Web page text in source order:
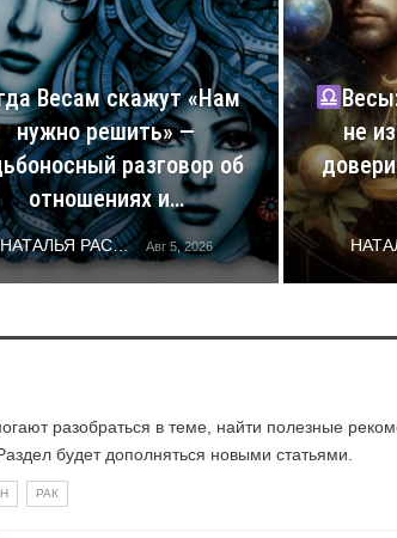
Весам скажут «Нам
нужно решить» —
разговор об
отношениях и…
НАТАЛЬЯ РАСТОРГУЕВА Авг 5, 2026
не
разобраться в теме, найти полезные
будет дополняться новыми статьями.
РАК